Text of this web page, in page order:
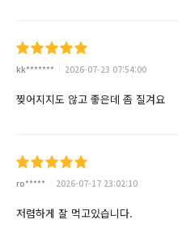
kk******* 2026-07-23 07:54:00
찢어지지도 않고 좋은데 좀 질겨요
ro***** 2026-07-17 23:02:10
저렴하게 잘 먹고있습니다.